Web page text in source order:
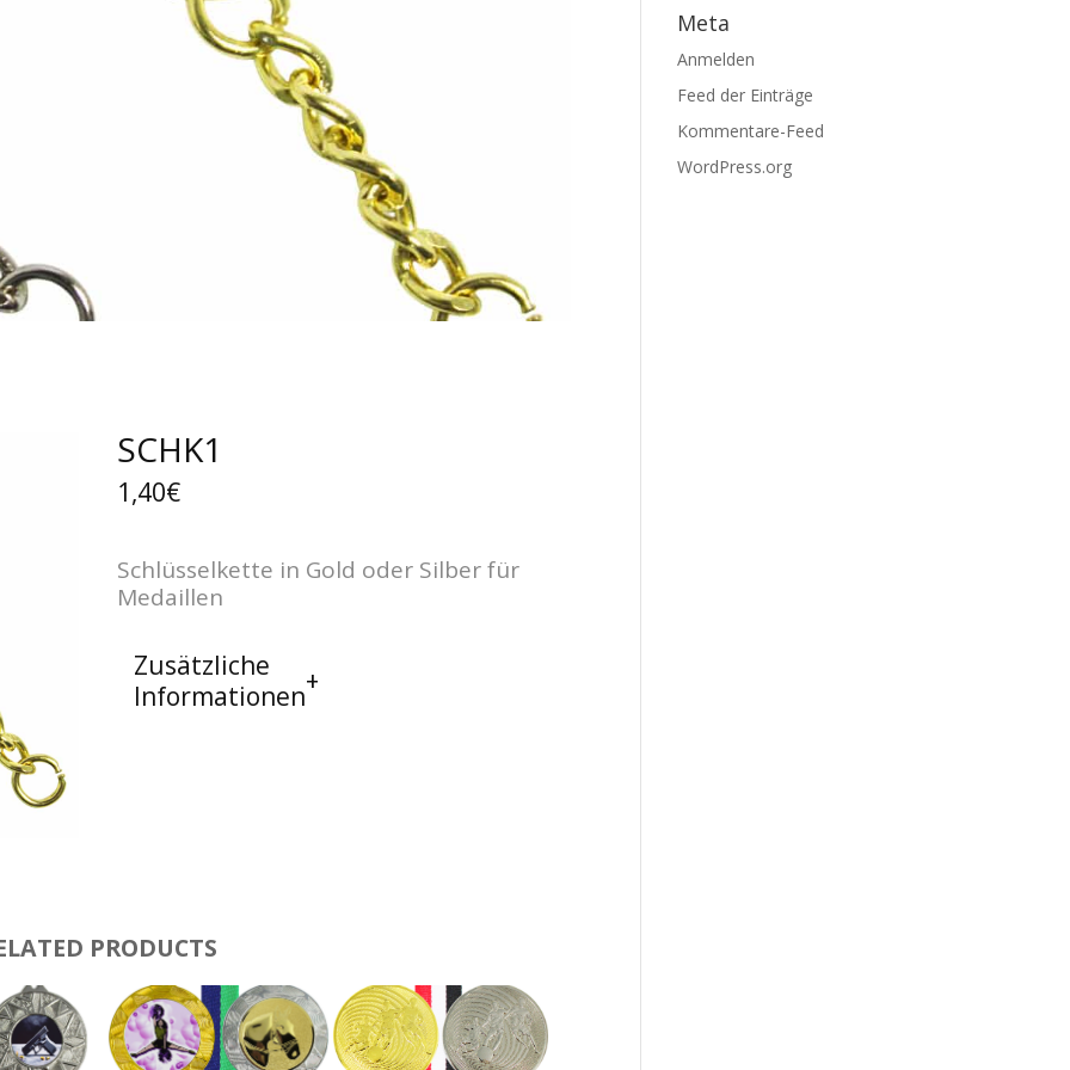
SCHK1
1,40€
Schlüsselkette in Gold oder Silber für
Medaillen
Zusätzliche
Informationen
PRODUCTS
Meta
Anmelden
Feed der Einträge
Kommentare-Feed
WordPress.org